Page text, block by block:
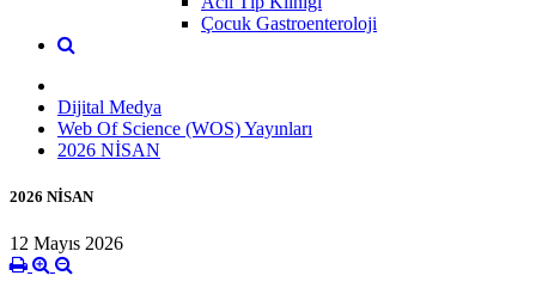
Çocuk Gastroenteroloji
Dijital Medya
Web Of Science (WOS) Yayınları
2026 NİSAN
2026 NİSAN
12 Mayıs 2026